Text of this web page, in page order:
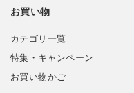
お買い物
カテゴリ一覧
特集・キャンペーン
お買い物かご